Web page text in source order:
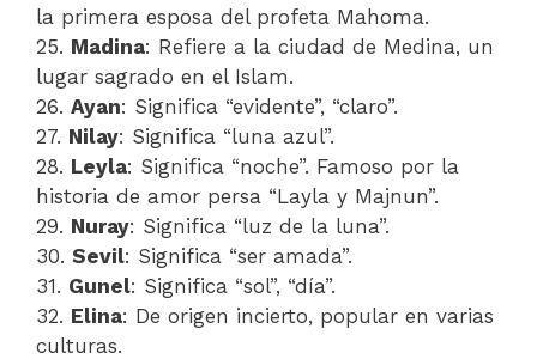
la primera esposa del profeta Mahoma.
25. Madina: Refiere a la ciudad de Medina, un
lugar sagrado en el Islam.
26. Ayan: Significa “evidente”, “claro”.
27. Nilay: Significa “luna azul”.
28. Leyla: Significa “noche”. Famoso por la
historia de amor persa “Layla y Majnun”.
29. Nuray: Significa “luz de la luna”.
30. Sevil: Significa “ser amada”.
31. Gunel: Significa “sol”, “día”.
32. Elina: De origen incierto, popular en varias
culturas.